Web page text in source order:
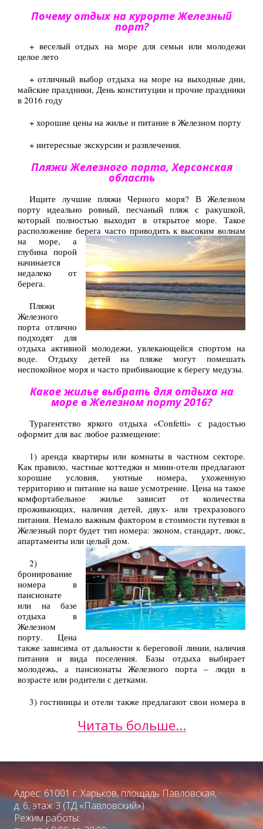
Туры по Украине
Журнал ярких путешествий
(блог)
Новости
Справочник туриста
Контакты
Почему отдых на курорте Железный
порт?
+ веселый отдых на море для семьи или молодежи
целое лето
+ отличный выбор отдыха на море на выходные дни,
майские праздники, День конституции и прочие праздники
в 2016 году
+ хорошие цены на жилье и питание в Железном порту
+ интересные экскурсии и развлечения.
Пляжи Железного порта, Херсонская
область
Ищите лучшие пляжи Черного моря? В Железном
порту идеально ровный, песчаный пляж с ракушкой,
который полностью выходит в открытое море. Такое
расположение берега часто приводить квысоким волнам
на море, а
глубина порой
начинается
недалеко от
берега.
Пляжи
Железного
порта отлично
подходят для
отдыха активной молодежи, увлекающейся спортом на
воде. Отдыху детей на пляже могут помешать
неспокойное моря и часто прибивающие к берегу медузы.
Какое жилье выбрать для отдыха на
море в Железном порту 2016?
Турагентство яркого отдыха «Confetti» с радостью
оформит для вас любое размещение:
1) аренда квартиры или комнаты в частном секторе.
Как правило, частные коттеджи и мини-отели предлагают
хорошие условия, уютные номера, ухоженную
территорию и питание на ваше усмотрение. Цена на такое
комфортабельное жилье зависит от количества
проживающих, наличия детей, двух- или трехразового
питания. Немало важным фактором в стоимости путевки в
Железный порт будет тип номера: эконом, стандарт, люкс,
апартаменты или целый дом.
2)
бронирование
номера в
пансионате
или на базе
отдыха в
Железном
порту. Цена
также зависима от дальности к береговой линии, наличия
питания и вида поселения. Базы отдыха выбирает
молодежь, а пансионаты Железного порта – люди в
возрасте или родители с детками.
3) гостиницы и отели также предлагают свои номера в
забронировать желаемый номер по дешевой цене.
Курортный поселок не сможет гордиться архитектурой
или великими достопримечательностями своего края,
однако избравшим отдых на море в Железном порту
скучать не придется. К услугам туристов здесь
подобраны самые интересные объекты для экскурсий.
Читать больше...
Адрес: 61001 г. Харьков, площадь Павловская,
д. 6, этаж 3 (ТД «Павловский»)
Режим работы: